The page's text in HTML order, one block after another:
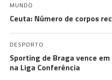
MUNDO
Ceuta: Número de corpos
DESPORTO
Sporting de Braga vence
na Liga Conferência